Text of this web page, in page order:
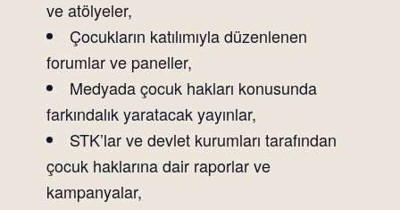
ve atölyeler,
Çocukların katılımıyla düzenlenen
forumlar ve paneller,
Medyada çocuk hakları konusunda
farkındalık yaratacak yayınlar,
STK’lar ve devlet kurumları tarafından
çocuk haklarına dair raporlar ve
kampanyalar,